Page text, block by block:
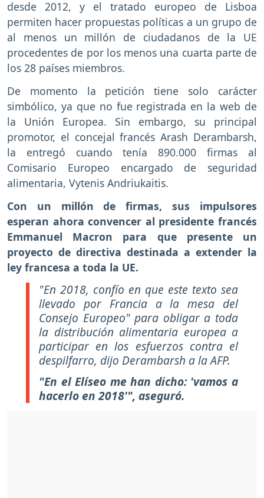
desde 2012, y el tratado europeo de Lisboa
permiten hacer propuestas políticas a un grupo de
al menos un millón de ciudadanos de la UE
procedentes de por los menos una cuarta parte de
los 28 países miembros.
De momento la petición tiene solo carácter
simbólico, ya que no fue registrada en la web de
la Unión Europea. Sin embargo, su principal
promotor, el concejal francés Arash Derambarsh,
la entregó cuando tenía 890.000 firmas al
Comisario Europeo encargado de seguridad
alimentaria, Vytenis Andriukaitis.
Con un millón de firmas, sus impulsores
esperan ahora convencer al presidente francés
Emmanuel Macron para que presente un
proyecto de directiva destinada a extender la
ley francesa a toda la UE.
"En 2018, confío en que este texto sea
llevado por Francia a la mesa del
Consejo Europeo" para obligar a toda
la distribución alimentaria europea a
participar en los esfuerzos contra el
despilfarro, dijo Derambarsh a la AFP.
"En el Elíseo me han dicho: 'vamos a
hacerlo en 2018'", aseguró.